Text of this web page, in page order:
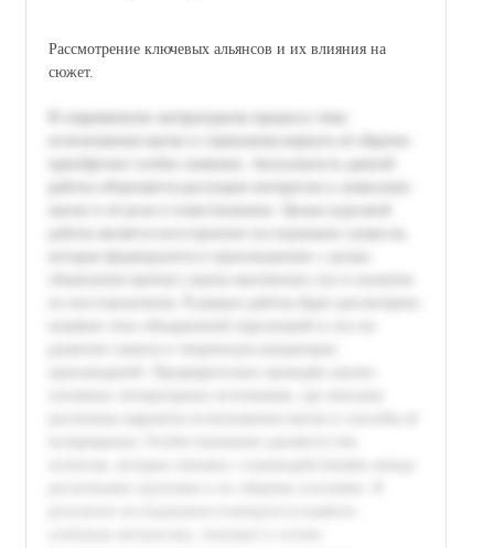
Рассмотрение ключевых альянсов и их влияния на
сюжет.